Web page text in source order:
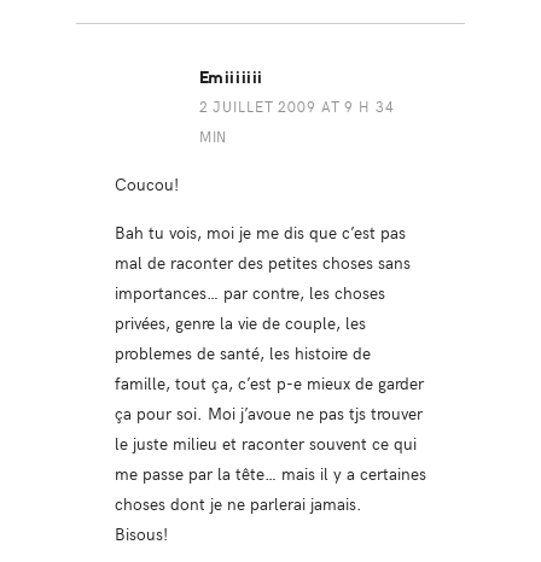
Emiiiiiii
2 JUILLET 2009 AT 9 H 34
MIN
Coucou!
Bah tu vois, moi je me dis que c’est pas
mal de raconter des petites choses sans
importances… par contre, les choses
privées, genre la vie de couple, les
problemes de santé, les histoire de
famille, tout ça, c’est p-e mieux de garder
ça pour soi. Moi j’avoue ne pas tjs trouver
le juste milieu et raconter souvent ce qui
me passe par la tête… mais il y a certaines
choses dont je ne parlerai jamais.
Bisous!